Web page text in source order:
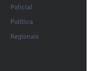
Policial
Política
Regionais